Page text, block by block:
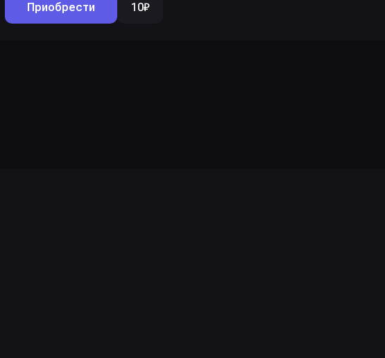
Приобрести 10₽